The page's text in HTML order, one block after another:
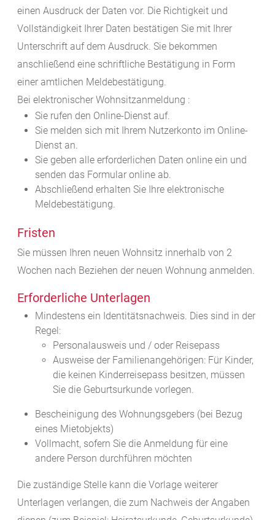
einen Ausdruck der Daten vor. Die Richtigkeit und
Vollständigkeit Ihrer Daten bestätigen Sie mit Ihrer
Unterschrift auf dem Ausdruck. Sie bekommen
anschließend eine schriftliche Bestätigung in Form
einer amtlichen Meldebestätigung.
Bei elektronischer Wohnsitzanmeldung :
Sie rufen den Online-Dienst auf.
Sie melden sich mit Ihrem Nutzerkonto im Online-
Dienst an.
Sie geben alle erforderlichen Daten online ein und
senden das Formular online ab.
Abschließend erhalten Sie Ihre elektronische
Meldebestätigung.
Fristen
Sie müssen Ihren neuen Wohnsitz innerhalb von 2
Wochen nach Beziehen der neuen Wohnung anmelden.
Erforderliche Unterlagen
Mindestens ein Identitätsnachweis. Dies sind in der
Regel:
Personalausweis und / oder Reisepass
Ausweise der Familienangehörigen: Für Kinder,
die keinen Kinderreisepass besitzen, müssen
Sie die Geburtsurkunde vorlegen.
Bescheinigung des Wohnungsgebers (bei Bezug
eines Mietobjekts)
Vollmacht, sofern Sie die Anmeldung für eine
andere Person durchführen möchten
Die zuständige Stelle kann die Vorlage weiterer
Unterlagen verlangen, die zum Nachweis der Angaben